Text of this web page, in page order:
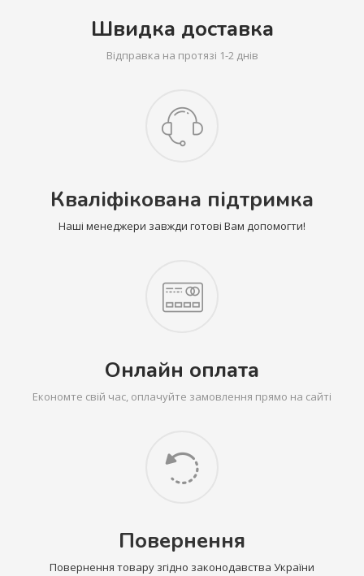
Швидка доставка
Відправка на протязі 1-2 днів
Кваліфікована підтримка
Наші менеджери завжди готові Вам допомогти!
Онлайн оплата
Економте свій час, оплачуйте замовлення прямо на сайті
Повернення
Повернення товару згідно законодавства України